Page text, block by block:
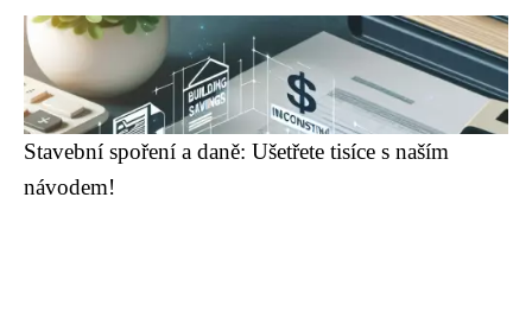
Stavební spoření a daně: Ušetřete tisíce s naším
návodem!